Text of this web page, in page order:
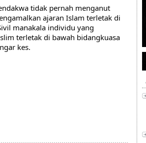
tidak pernah menganut
ajaran Islam terletak di
manakala individu yang
terletak di bawah bidangkuasa
kes.